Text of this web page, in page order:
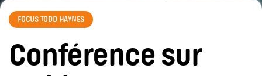
FOCUS TODD HAYNES
Conférence sur